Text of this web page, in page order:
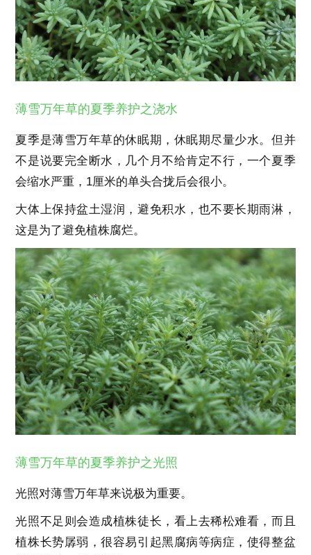
薄雪万年草的夏季养护之浇水
夏季是薄雪万年草的休眠期，休眠期尽量少水。但并
不是说要完全断水，几个月不给肯定不行，一个夏季
会缩水严重，1厘米的单头合拢后会很小。
大体上保持盆土湿润，避免积水，也不要长期雨淋，
这是为了避免植株腐烂。
薄雪万年草的夏季养护之光照
光照对薄雪万年草来说极为重要。
光照不足则会造成植株徒长，看上去稀松难看，而且
植株长势孱弱，很容易引起黑腐病等病症，使得整盆